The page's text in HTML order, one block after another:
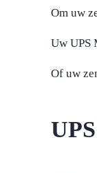
Om uw
Uw UPS
Of uw